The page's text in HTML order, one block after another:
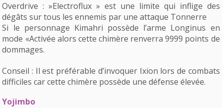
Overdrive : »Electroflux » est une limite qui inflige des
dégâts sur tous les ennemis par une attaque Tonnerre
Si le personnage Kimahri possède l’arme Longinus en
mode «Activée alors cette chimère renverra 9999 points de
dommages.
Conseil : Il est préférable d’invoquer Ixion lors de combats
difficiles car cette chimère possède une défense élevée.
Yojimbo